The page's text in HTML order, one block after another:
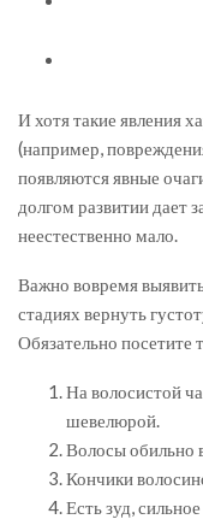
И хотя такие явления
(например,
появляются явные
долгом развитии дает
неестественно мало.
Важно вовремя
стадиях вернуть
Обязательно посетите
На волосистой
шевелюрой.
Волосы обильно
Кончики
Есть зуд,